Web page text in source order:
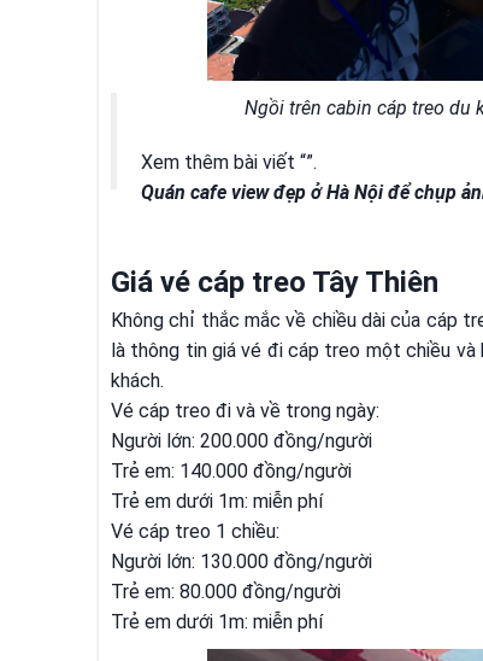
Ngồi trên cabin cáp treo du
Xem thêm bài viết “
Quán cafe view đẹp ở Hà Nội để chụp
”.
Giá vé cáp treo Tây Thiên
Không chỉ thắc mắc về chiều dài của cáp
là thông tin giá vé đi cáp treo một chiều
khách.
Vé cáp treo đi và về trong ngày:
Người lớn: 200.000 đồng/người
Trẻ em: 140.000 đồng/người
Trẻ em dưới 1m: miễn phí
Vé cáp treo 1 chiều:
Người lớn: 130.000 đồng/người
Trẻ em: 80.000 đồng/người
Trẻ em dưới 1m: miễn phí